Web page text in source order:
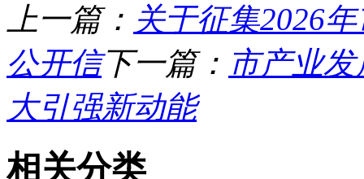
上一篇： 关于征集2026
公开信下一篇： 市产业
大引强新动能
相关分类